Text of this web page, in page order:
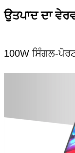
ਉਤਪਾਦ ਦਾ
100W ਸਿੰਗਲ-